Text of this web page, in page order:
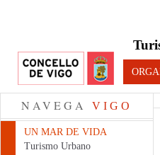
NAVEGA VIGO
UN MAR DE VIDA
Turismo Urbano